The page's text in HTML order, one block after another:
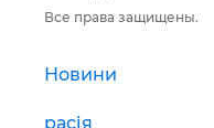
Все права защищены.
Новини
расія